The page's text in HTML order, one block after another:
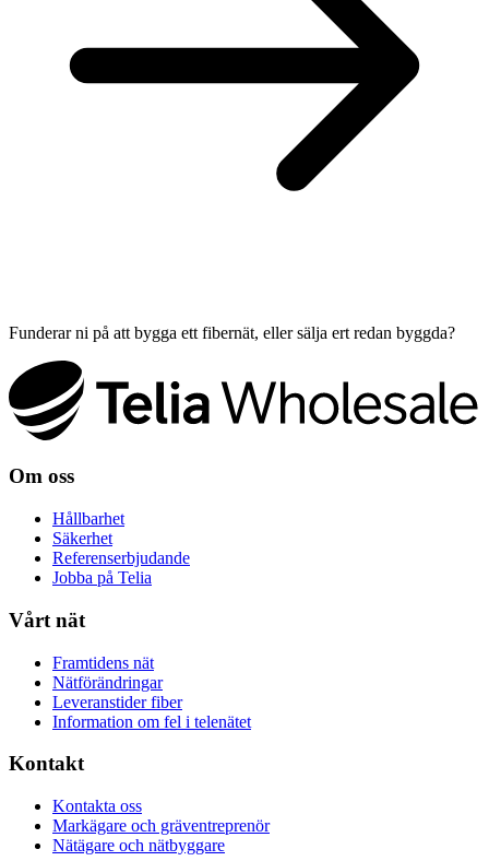
Funderar ni på att bygga ett fibernät, eller sälja ert redan byggda?
Om oss
Hållbarhet
Säkerhet
Referenserbjudande
Jobba på Telia
Vårt nät
Framtidens nät
Nätförändringar
Leveranstider fiber
Information om fel i telenätet
Kontakt
Kontakta oss
Markägare och gräventreprenör
Nätägare och nätbyggare